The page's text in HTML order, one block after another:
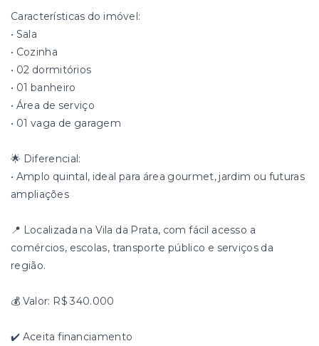
Características do imóvel:
• Sala
• Cozinha
• 02 dormitórios
• 01 banheiro
• Área de serviço
• 01 vaga de garagem
🌟 Diferencial:
• Amplo quintal, ideal para área gourmet, jardim ou futuras
ampliações
📍 Localizada na Vila da Prata, com fácil acesso a
comércios, escolas, transporte público e serviços da
região.
💰 Valor: R$ 340.000
✔️ Aceita financiamento